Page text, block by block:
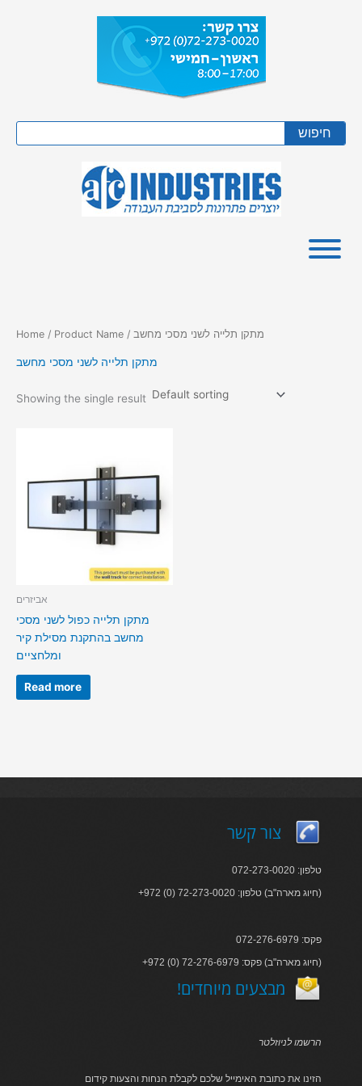
חיפוש
Home / Product Name / מתקן תלייה לשני מסכי מחשב
מתקן תלייה לשני מסכי מחשב
Showing the single result
אביזרים
מתקן תלייה כפול לשני מסכי
מחשב בהתקנת מסילת קיר
ומלחציים
Read more
צור קשר
טלפון: 072-273-0020
+972 (0) 72-273-0020 :חיוג מארה"ב) טלפון)
פקס: 072-276-6979
+972 (0) 72-276-6979 :חיוג מארה"ב) פקס)
!מבצעים מיוחדים
הרשמו לניוזלטר
הזינו את כתובת האימייל שלכם לקבלת הנחות והצעות קידום